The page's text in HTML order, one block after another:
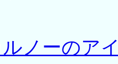
ルノーのア